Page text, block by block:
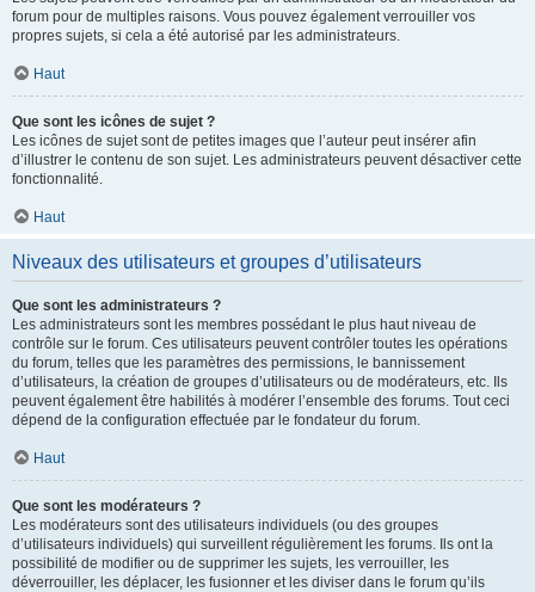
forum pour de multiples raisons. Vous pouvez également verrouiller vos
propres sujets, si cela a été autorisé par les administrateurs.
Haut
Que sont les icônes de sujet ?
Les icônes de sujet sont de petites images que l’auteur peut insérer afin
d’illustrer le contenu de son sujet. Les administrateurs peuvent désactiver cette
fonctionnalité.
Haut
Niveaux des utilisateurs et groupes d’utilisateurs
Que sont les administrateurs ?
Les administrateurs sont les membres possédant le plus haut niveau de
contrôle sur le forum. Ces utilisateurs peuvent contrôler toutes les opérations
du forum, telles que les paramètres des permissions, le bannissement
d’utilisateurs, la création de groupes d’utilisateurs ou de modérateurs, etc. Ils
peuvent également être habilités à modérer l’ensemble des forums. Tout ceci
dépend de la configuration effectuée par le fondateur du forum.
Haut
Que sont les modérateurs ?
Les modérateurs sont des utilisateurs individuels (ou des groupes
d’utilisateurs individuels) qui surveillent régulièrement les forums. Ils ont la
possibilité de modifier ou de supprimer les sujets, les verrouiller, les
déverrouiller, les déplacer, les fusionner et les diviser dans le forum qu’ils